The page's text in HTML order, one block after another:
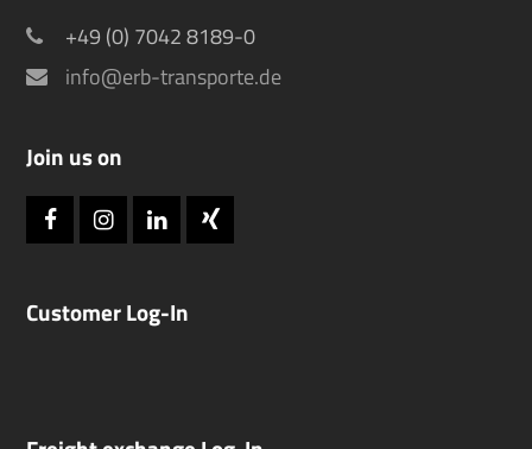
+49 (0) 7042 8189-0
info@erb-transporte.de
Join us on
FacebookInstagramLinkedInXing
Customer Log-In